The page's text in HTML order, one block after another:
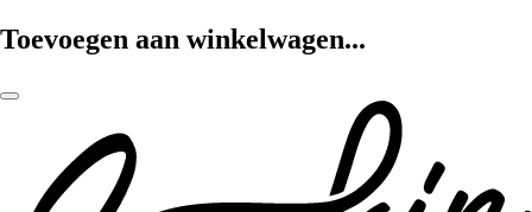
Toevoegen aan winkelwagen...